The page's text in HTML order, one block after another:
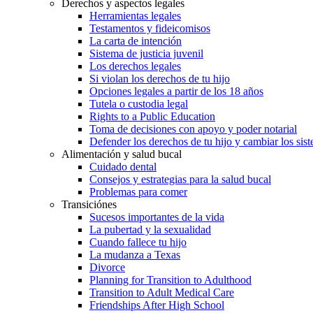
Derechos y aspectos legales
Herramientas legales
Testamentos y fideicomisos
La carta de intención
Sistema de justicia juvenil
Los derechos legales
Si violan los derechos de tu hijo
Opciones legales a partir de los 18 años
Tutela o custodia legal
Rights to a Public Education
Toma de decisiones con apoyo y poder notarial
Defender los derechos de tu hijo y cambiar los
Alimentación y salud bucal
Cuidado dental
Consejos y estrategias para la salud bucal
Problemas para comer
Transiciónes
Sucesos importantes de la vida
La pubertad y la sexualidad
Cuando fallece tu hijo
La mudanza a Texas
Divorce
Planning for Transition to Adulthood
Transition to Adult Medical Care
Friendships After High School